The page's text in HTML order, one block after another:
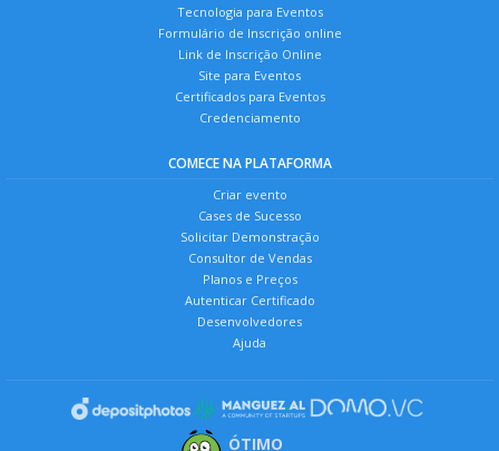
Tecnologia para Eventos
Formulário de Inscrição online
Link de Inscrição Online
Site para Eventos
Certificados para Eventos
Credenciamento
COMECE NA PLATAFORMA
Criar evento
Cases de Sucesso
Solicitar Demonstração
Consultor de Vendas
Planos e Preços
Autenticar Certificado
Desenvolvedores
Ajuda
ÓTIMO